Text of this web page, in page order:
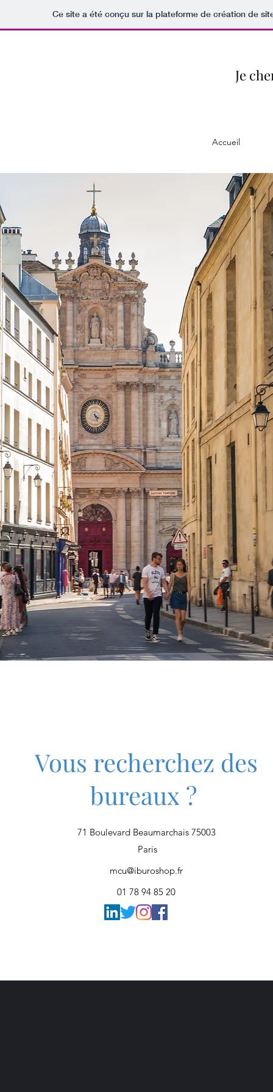
Ce site a été conçu sur la plateforme de création de
Je
Accueil
Vous recherchez des
bureaux ?
71 Boulevard Beaumarchais 75003
Paris
mcu@iburoshop.fr
01 78 94 85 20